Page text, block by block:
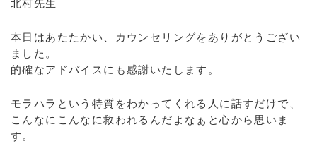
北村先生
本日はあたたかい、カウンセリングをありがとうござい
ました。
的確なアドバイスにも感謝いたします。
モラハラという特質をわかってくれる人に話すだけで、
こんなにこんなに救われるんだよなぁと心から思いま
す。